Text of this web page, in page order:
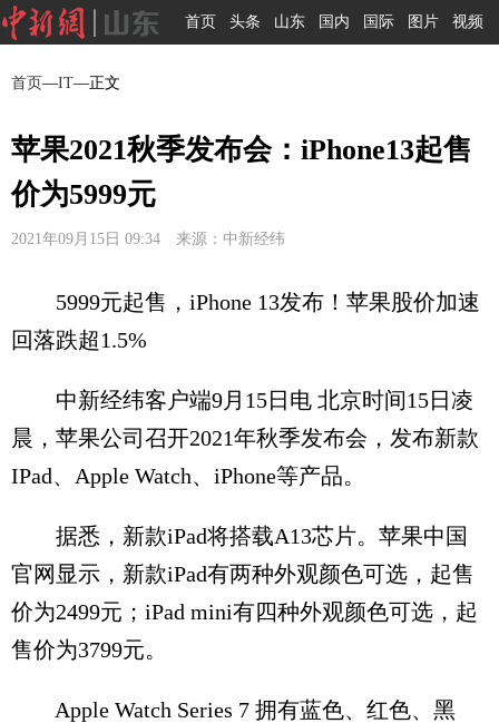
首页 头条 山东 国内 国际 图片 视频
首页—IT—正文
苹果2021秋季发布会：iPhone13起售
价为5999元
2021年09月15日 09:34 来源：中新经纬
5999元起售，iPhone 13发布！苹果股价加速
回落跌超1.5%
中新经纬客户端9月15日电 北京时间15日凌
晨，苹果公司召开2021年秋季发布会，发布新款
IPad、Apple Watch、iPhone等产品。
据悉，新款iPad将搭载A13芯片。苹果中国
官网显示，新款iPad有两种外观颜色可选，起售
价为2499元；iPad mini有四种外观颜色可选，起
售价为3799元。
Apple Watch Series 7 拥有蓝色、红色、黑